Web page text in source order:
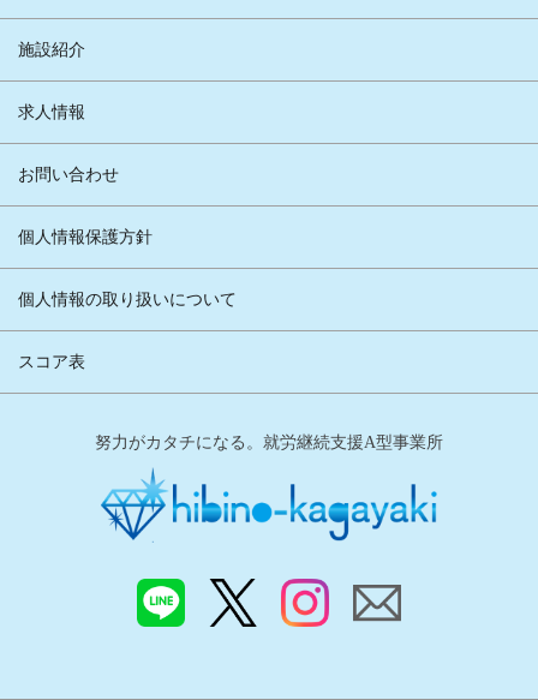
施設紹介
求人情報
お問い合わせ
個人情報保護方針
個人情報の取り扱いについて
スコア表
努力がカタチになる。就労継続支援A型事業所